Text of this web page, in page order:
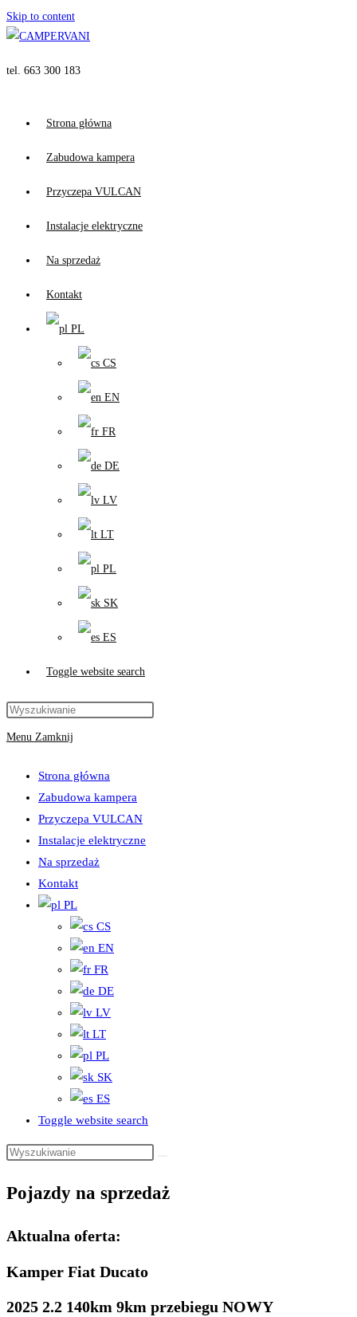
Skip to content
tel. 663 300 183
Strona główna
Zabudowa kampera
Przyczepa VULCAN
Instalacje elektryczne
Na sprzedaż
Kontakt
PL
CS
EN
FR
DE
LV
LT
PL
SK
ES
Toggle website search
Menu Zamknij
Strona główna
Zabudowa kampera
Przyczepa VULCAN
Instalacje elektryczne
Na sprzedaż
Kontakt
PL
CS
EN
FR
DE
LV
LT
PL
SK
ES
Toggle website search
Pojazdy na sprzedaż
Aktualna oferta:
Kamper Fiat Ducato
2025 2.2 140km 9km przebiegu NOWY